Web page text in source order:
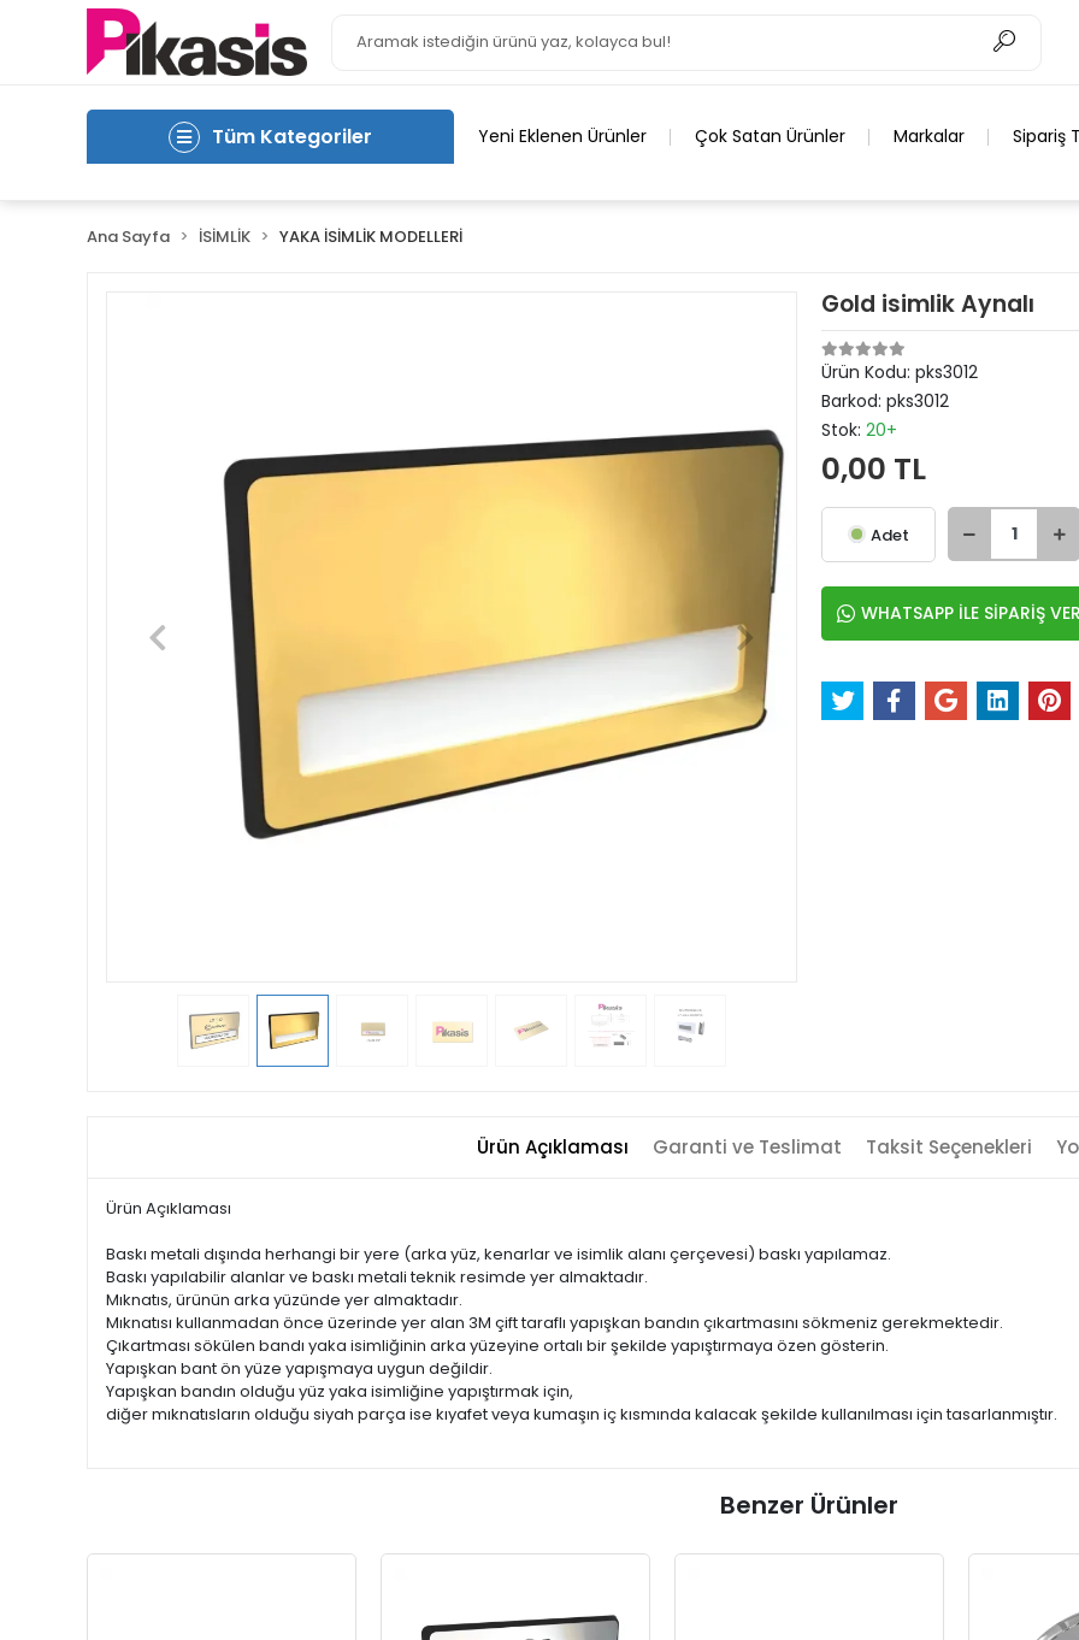
Tüm Kategoriler Yeni Eklenen Ürünler Çok Satan Ürünler Markalar Sipariş
Ana Sayfa İSİMLİK YAKA İSİMLİK MODELLERİ
Gold isimlik Aynalı
Ürün Kodu: pks3012
Barkod: pks3012
Stok: 20+
0,00 TL
Adet
WHATSAPP İLE SİPARİŞ
Ürün Açıklaması Garanti ve Teslimat Taksit Seçenekleri
Ürün Açıklaması
Baskı metali dışında herhangi bir yere (arka yüz, kenarlar ve isimlik alanı çerçevesi) baskı yapılamaz.
Baskı yapılabilir alanlar ve baskı metali teknik resimde yer almaktadır.
Mıknatıs, ürünün arka yüzünde yer almaktadır.
Mıknatısı kullanmadan önce üzerinde yer alan 3M çift taraflı yapışkan bandın çıkartmasını sökmeniz gerekmektedir.
Çıkartması sökülen bandı yaka isimliğinin arka yüzeyine ortalı bir şekilde yapıştırmaya özen gösterin.
Yapışkan bant ön yüze yapışmaya uygun değildir.
Yapışkan bandın olduğu yüz yaka isimliğine yapıştırmak için,
diğer mıknatısların olduğu siyah parça ise kıyafet veya kumaşın iç kısmında kalacak şekilde kullanılması için tasarlanmıştır.
Benzer Ürünler